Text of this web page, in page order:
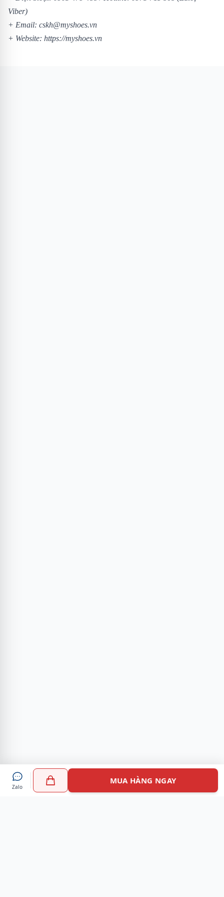
Viber)
+ Email: cskh@myshoes.vn
+ Website: https://myshoes.vn
Zalo
MUA HÀNG NGAY